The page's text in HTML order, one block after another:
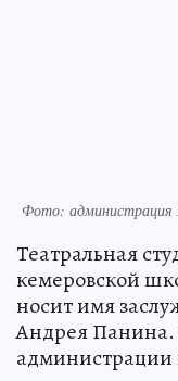
Фото: администрация
Театральная
кемеровской
носит имя
Андрея Панина.
администрации